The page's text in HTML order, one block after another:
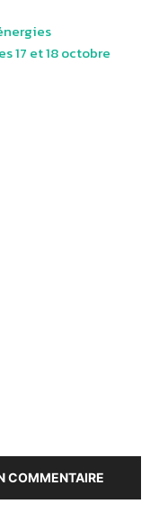
17 et 18 octobre
COMMENTAIRE